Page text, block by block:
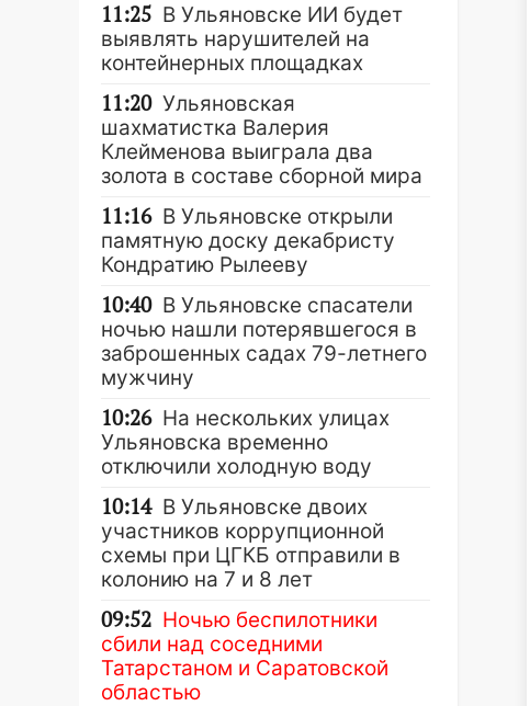
11:25 В Ульяновске ИИ будет
выявлять нарушителей на
контейнерных площадках
11:20 Ульяновская
шахматистка Валерия
Клейменова выиграла два
золота в составе сборной мира
11:16 В Ульяновске открыли
памятную доску декабристу
Кондратию Рылееву
10:40 В Ульяновске спасатели
ночью нашли потерявшегося в
заброшенных садах 79-летнего
мужчину
10:26 На нескольких улицах
Ульяновска временно
отключили холодную воду
10:14 В Ульяновске двоих
участников коррупционной
схемы при ЦГКБ отправили в
колонию на 7 и 8 лет
09:52 Ночью беспилотники
сбили над соседними
Татарстаном и Саратовской
областью